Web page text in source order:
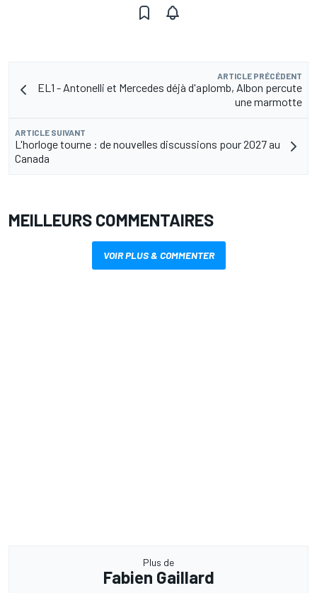
ARTICLE PRÉCÉDENT
EL1 - Antonelli et Mercedes déjà d'aplomb, Albon percute
une marmotte
ARTICLE SUIVANT
L'horloge tourne : de nouvelles discussions pour 2027 au
Canada
MEILLEURS COMMENTAIRES
VOIR PLUS & COMMENTER
Plus de
Fabien Gaillard